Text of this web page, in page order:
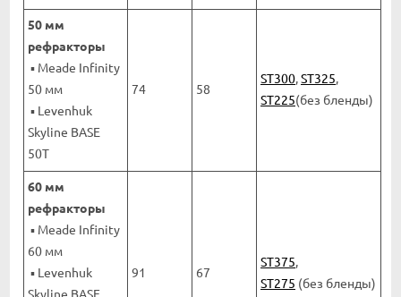
50 мм
рефракторы
▪ Meade Infinity
50 мм
▪ Levenhuk
Skyline BASE
50T
74 58
ST300,ST325,
ST225(без бленды)
60 мм
рефракторы
▪ Meade Infinity
60 мм
▪ Levenhuk
Skyline BASE
91 67
ST375,
ST275 (без бленды)